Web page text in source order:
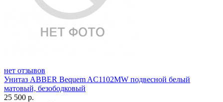
нет отзывов
Унитаз ABBER Bequem AC1102MW подвесной белый
матовый, безободковый
25 500 р.